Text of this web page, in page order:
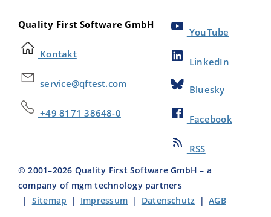
Quality First Software GmbH
Kontakt
service@qftest.com
+49 8171 38648-0
YouTube
LinkedIn
Bluesky
Facebook
RSS
© 2001–2026 Quality First Software GmbH – a
company of mgm technology partners
| Sitemap | Impressum | Datenschutz |AGB